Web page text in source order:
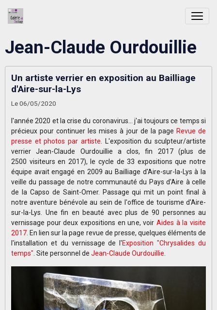
Jean-Claude Ourdouillie
Un artiste verrier en exposition au Bailliage
d'Aire-sur-la-Lys
Le 06/05/2020
l'année 2020 et la crise du coronavirus... j'ai toujours ce temps si
précieux pour continuer les mises à jour de la page Revue de
presse et photos par artiste . L'exposition du sculpteur/artiste
verrier Jean-Claude Ourdouillie a clos, fin 2017 (plus de
2500 visiteurs en 2017), le cycle de 33 expositions que notre
équipe avait engagé en 2009 au Bailliage d'Aire-sur-la-Lys à la
veille du passage de notre communauté du Pays d'Aire à celle
de la Capso de Saint-Omer. Passage qui mit un point final à
notre aventure bénévole au sein de l'office de tourisme d'Aire-
sur-la-Lys. Une fin en beauté avec plus de 90 personnes au
vernissage pour deux expositions en une, voir Aides à la visite
2017 . En lien sur la page revue de presse, quelques éléments de
l'installation et du vernissage de l'Exposition "Chrysalides du
temps" . Site personnel de Jean-Claude Ourdouillie